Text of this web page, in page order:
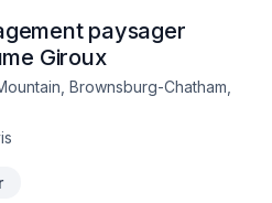
les quantités de
de votre aménagement.
vos travaux. UN
le compactage et le drainage,
paysager
Giroux
Brownsburg-Chatham,